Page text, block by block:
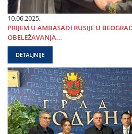
10.06.2025.
PRIЈEM U AMBASADI RUSIЈE U
OBELEŽAVANjA...
DETALJNIJE